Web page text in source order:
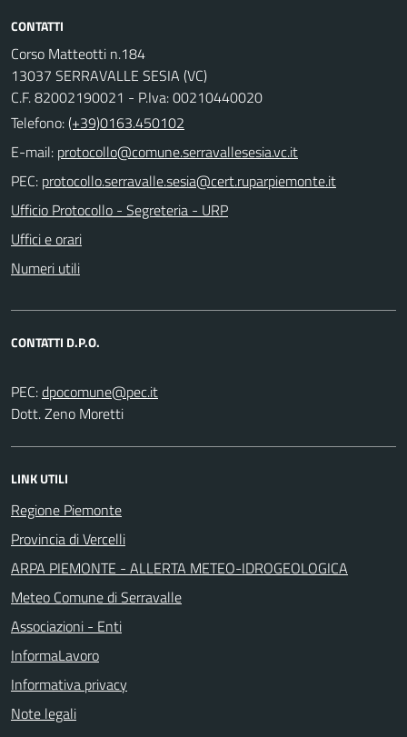
CONTATTI
Corso Matteotti n.184
13037 SERRAVALLE SESIA (VC)
C.F. 82002190021 - P.Iva: 00210440020
Telefono:(+39)0163.450102
E-mail:
PEC:
Ufficio Protocollo - Segreteria - URP
Uffici e orari
Numeri utili
CONTATTI D.P.O.
PEC:
Dott. Zeno Moretti
LINK UTILI
Regione Piemonte
Provincia di Vercelli
ARPA PIEMONTE - ALLERTA METEO-IDROGEOLOGICA
Meteo Comune di Serravalle
Associazioni - Enti
InformaLavoro
Informativa privacy
Note legali